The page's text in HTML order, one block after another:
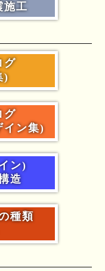
施工
グ
)
グ
イン集)
ン)
造
種類